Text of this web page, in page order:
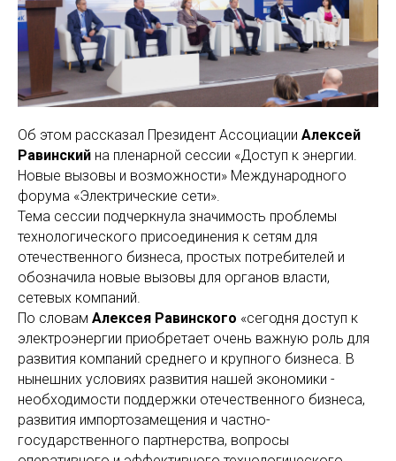
Об этом рассказал Президент Ассоциации Алексей
Равинский на пленарной сессии «Доступ к энергии.
Новые вызовы и возможности» Международного
форума «Электрические сети».
Тема сессии подчеркнула значимость проблемы
технологического присоединения к сетям для
отечественного бизнеса, простых потребителей и
обозначила новые вызовы для органов власти,
сетевых компаний.
По словам Алексея Равинского «сегодня доступ к
электроэнергии приобретает очень важную роль для
развития компаний среднего и крупного бизнеса. В
нынешних условиях развития нашей экономики -
необходимости поддержки отечественного бизнеса,
развития импортозамещения и частно-
государственного партнерства, вопросы